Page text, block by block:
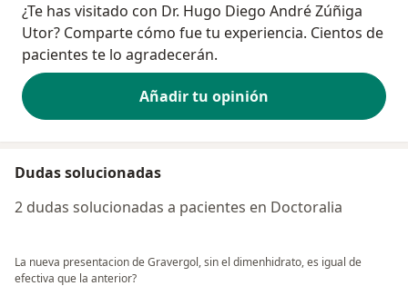
¿Te has visitado con Dr. Hugo Diego André Zúñiga
Utor? Comparte cómo fue tu experiencia. Cientos de
pacientes te lo agradecerán.
Añadir tu opinión
Dudas solucionadas
2 dudas solucionadas a pacientes en Doctoralia
La nueva presentacion de Gravergol, sin el dimenhidrato, es igual de
efectiva que la anterior?